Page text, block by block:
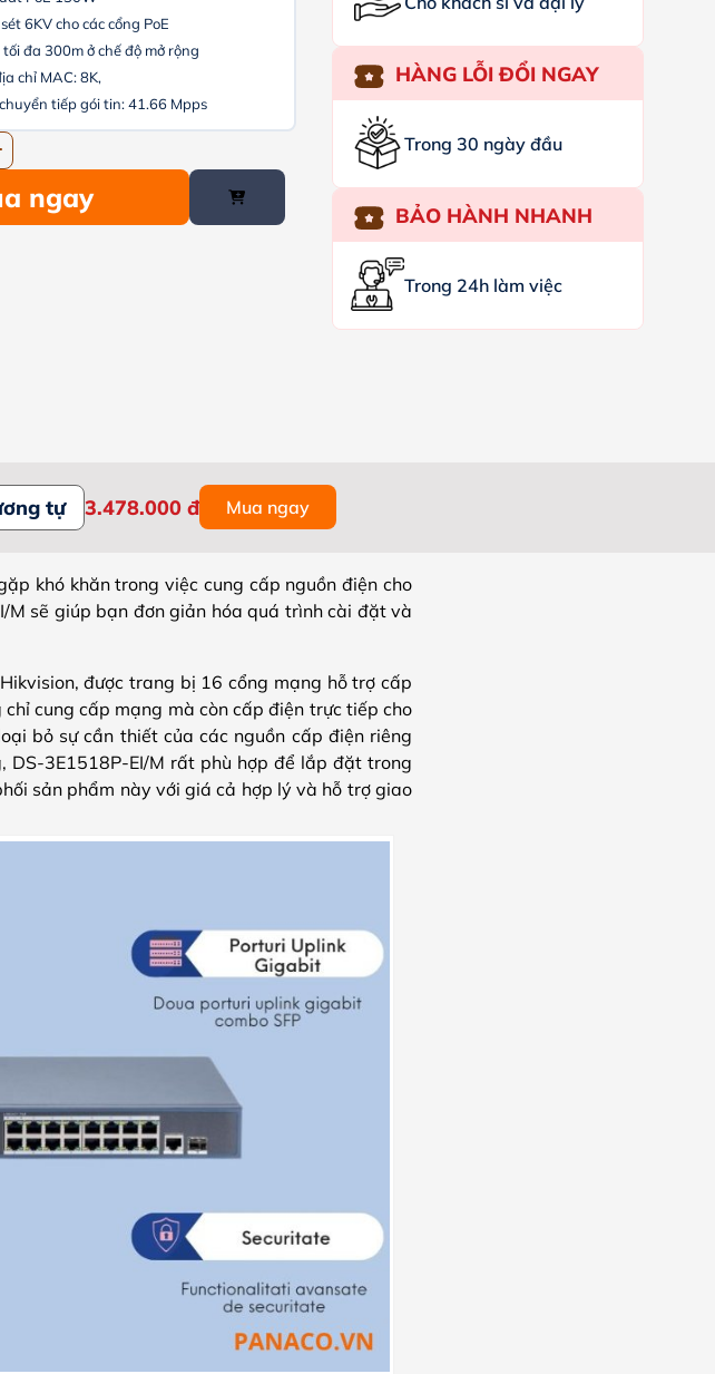
6KV cho các cổng PoE
đa 300m ở chế độ mở rộng
chỉ MAC: 8K,
tiếp gói tin: 41.66 Mpps
ngay
HÀNG LỖI ĐỔI NGAY
Trong 30 ngày đầu
BẢO HÀNH NHANH
Trong 24h làm việc
tự 3.478.000 đ Mua ngay
khó khăn trong việc cung cấp nguồn điện cho
M sẽ giúp bạn đơn giản hóa quá trình cài đặt và
được trang bị 16 cổng mạng hỗ trợ cấp
cung cấp mạng mà còn cấp điện trực tiếp cho
bỏ sự cần thiết của các nguồn cấp điện riêng
DS-3E1518P-EI/M rất phù hợp để lắp đặt trong
sản phẩm này với giá cả hợp lý và hỗ trợ giao